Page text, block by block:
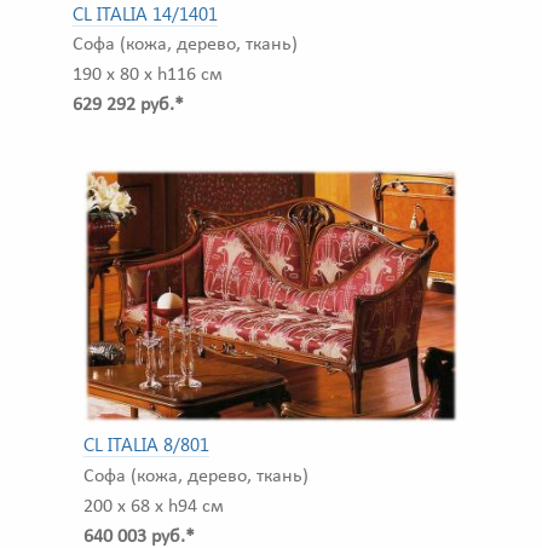
CL ITALIA 14/1401
Софа (кожа, дерево, ткань)
190 x 80 x h116 см
629 292 руб.*
CL ITALIA 8/801
Софа (кожа, дерево, ткань)
200 x 68 x h94 см
640 003 руб.*